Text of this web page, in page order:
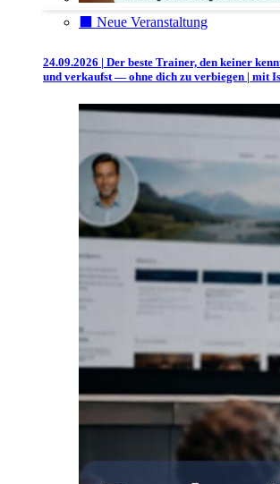
⬛️ Neue Veranstaltung
24.09.2026 | Der beste Trainer, den keiner
und verkaufst — ohne dich zu verbiegen | mit